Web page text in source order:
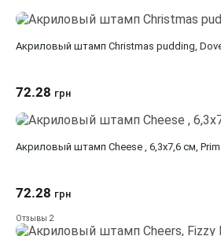
Акриловый штамп Christmas pudding,
72.28 грн
Акриловый штамп Cheese , 6,3х7,6 см,
72.28 грн
Отзывы 2